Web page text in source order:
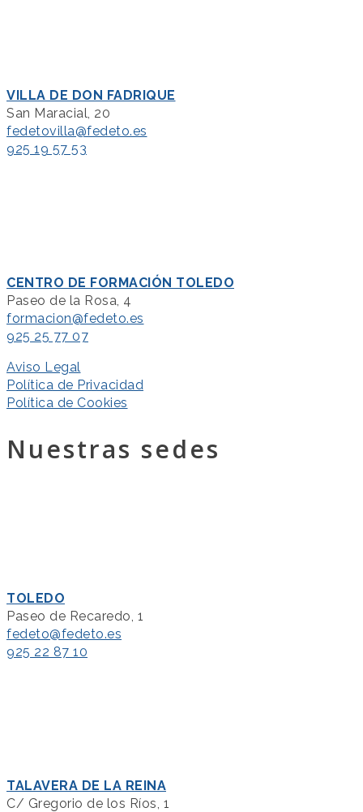
VILLA DE DON FADRIQUE
San Maracial, 20
fedetovilla@fedeto.es
925 19 57 53
CENTRO DE FORMACIÓN TOLEDO
Paseo de la Rosa, 4
formacion@fedeto.es
925 25 77 07
Aviso Legal
Política de Privacidad
Política de Cookies
Nuestras sedes
TOLEDO
Paseo de Recaredo, 1
fedeto@fedeto.es
925 22 87 10
TALAVERA DE LA REINA
C/ Gregorio de los Ríos, 1